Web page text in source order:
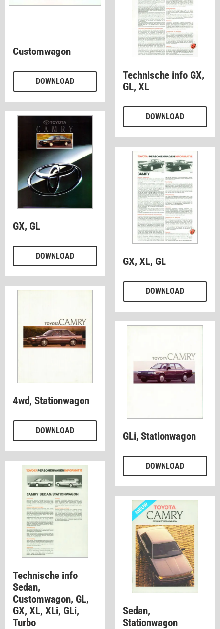
Customwagon
DOWNLOAD
Technische info GX,
GL, XL
DOWNLOAD
GX, GL
DOWNLOAD GX, XL, GL
DOWNLOAD
4wd, Stationwagon
DOWNLOAD GLi, Stationwagon
DOWNLOAD
Technische info
Sedan,
Customwagon, GL,
GX, XL, XLi, GLi,
Turbo
Sedan,
Stationwagon